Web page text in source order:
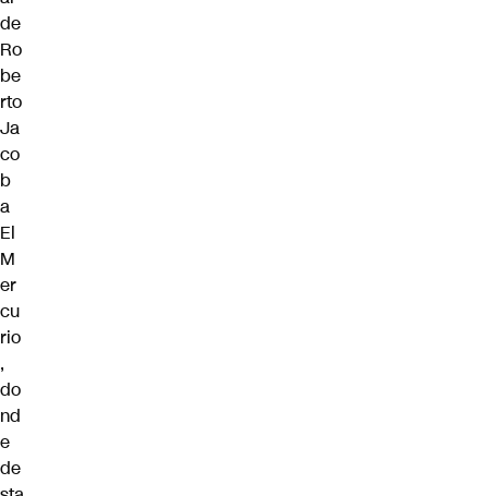
de
Ro
be
rto
Ja
co
b
a
El
M
er
cu
rio
,
do
nd
e
de